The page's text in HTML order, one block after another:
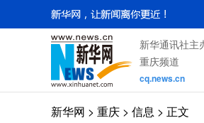
新华通讯社主
重庆频道
cq.news.cn
新华网 > 重庆 > 信息 > 正文